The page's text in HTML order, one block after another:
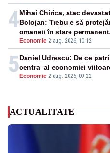
4
Economie-2 aug. 2026, 10:12
Mihai Chirica, atac
Bolojan: Trebuie să
omaneii în stare
5 Economie-2 aug. 2026, 09:22
Daniel Udrescu: De ce
central al economiei
ACTUALITATE